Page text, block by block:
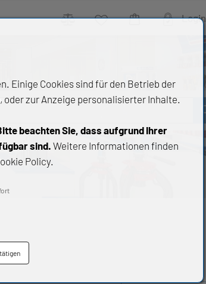
VergleichWunschlisteWarenkorb Login
Einige Cookies sind für den Betrieb der
zur Anzeige personalisierter Inhalte.
beachten Sie, dass aufgrund Ihrer
sind. Weitere Informationen finden
Policy.